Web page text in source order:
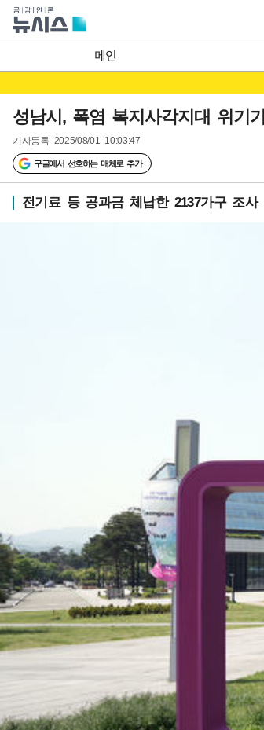
메인
성남시, 폭염 복지사각지대 위기
기사등록 2025/08/01 10:03:47
구글에서 선호하는 매체로 추가
전기료 등 공과금 체납한 2137가구 조사